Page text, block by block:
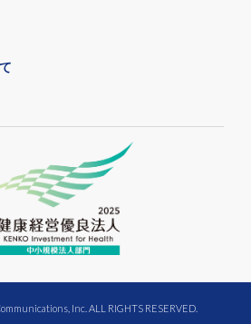
Inc. ALL RIGHTS RESERVED.